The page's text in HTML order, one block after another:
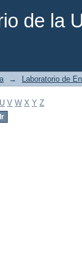
de la
→ Laboratorio de
U V W X Y Z